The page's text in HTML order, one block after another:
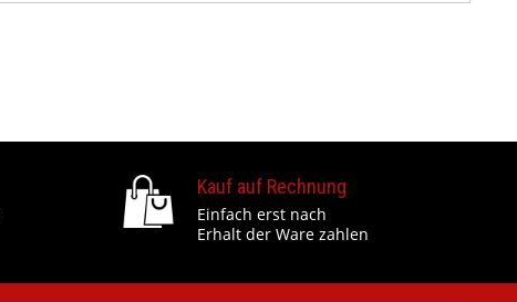
Kauf auf Rechnung
Einfach erst nach
Erhalt der Ware zahlen